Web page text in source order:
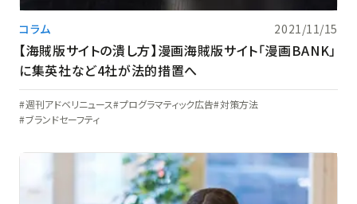
コラム 2021/11/15
【海賊版サイトの潰し方】漫画海賊版サイト「漫画BANK」
に集英社など4社が法的措置へ
週刊アドベリニュース プログラマティック広告 対策方法
ブランドセーフティ